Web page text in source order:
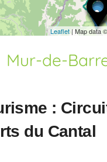
Leaflet | Map data ©
Mur-de-
:
du Cantal